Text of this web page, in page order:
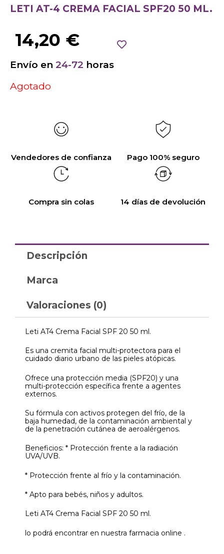
LETI AT-4 CREMA FACIAL SPF20 50 ML.
14,20 €
Envío en 24-72 horas
Agotado
Vendedores de confianza Pago 100% seguro
Compra sin colas 14 días de devolución
Descripción
Marca
Valoraciones (0)
Leti AT4 Crema Facial SPF 20 50 ml.
Es una cremita facial multi-protectora para el
cuidado diario urbano de las pieles atópicas.
Ofrece una protección media (SPF20) y una
multi-protección específica frente a agentes
externos.
Su fórmula con activos protegen del frío, de la
baja humedad, de la contaminación ambiental y
de la penetración cutánea de aeroalérgenos.
Beneficios: * Protección frente a la radiación
UVA/UVB.
* Protección frente al frío y la contaminación.
* Apto para bebés, niños y adultos.
Leti AT4 Crema Facial SPF 20 50 ml.
lo podrá encontrar en nuestra farmacia online .